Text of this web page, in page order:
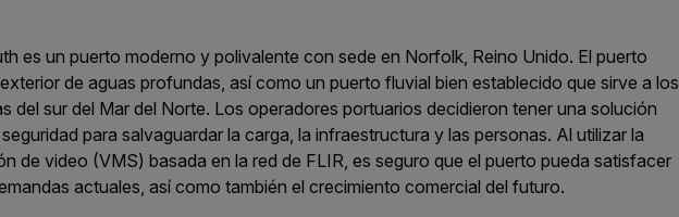
es un puerto moderno y polivalente con sede en Norfolk, Reino Unido. El puerto
de aguas profundas, así como un puerto fluvial bien establecido que sirve a los
del sur del Mar del Norte. Los operadores portuarios decidieron tener una solución
para salvaguardar la carga, la infraestructura y las personas. Al utilizar la
de video (VMS) basada en la red de FLIR, es seguro que el puerto pueda satisfacer
actuales, así como también el crecimiento comercial del futuro.